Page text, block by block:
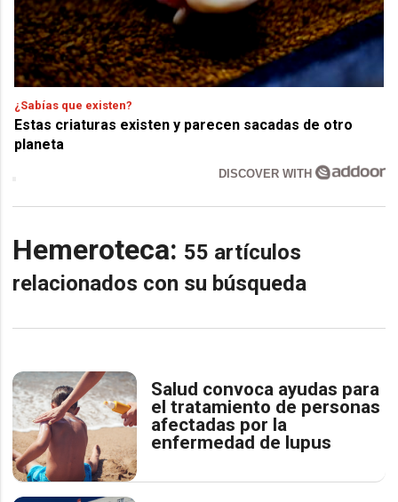
¿Sabías que existen?
Estas criaturas existen y parecen sacadas de otro
planeta
DISCOVER WITH
Hemeroteca: 55 artículos
relacionados con su búsqueda
Salud convoca ayudas para
el tratamiento de personas
afectadas por la
enfermedad de lupus